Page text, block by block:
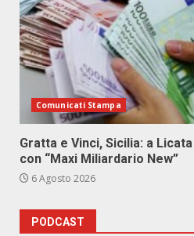
Comunicati Stampa
Gratta e Vinci, Sicilia: a
con “Maxi Miliardario New”
6 Agosto 2026
PODCAST